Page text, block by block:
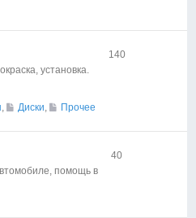
установка.
, Диски, Прочее
140
помощь в
40